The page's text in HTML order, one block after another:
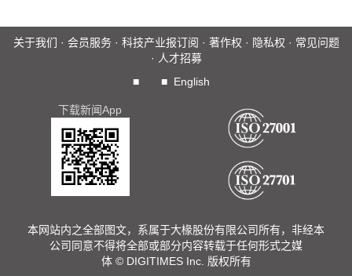
关于我们 · 会员服务· 科技产业报订阅 · 著作权 · 隐私权 · 常见问题
· 人才招募
■
■ English
下载新闻App
本网站内之全部图文，系属于大椽股份有限公司所有，非经本
公司同意不得将全部或部分内容转载于任何形式之媒
体 © DIGITIMES Inc. 版权所有